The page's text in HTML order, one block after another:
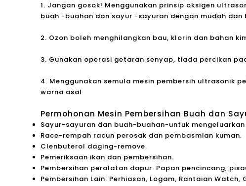
1. Jangan gosok! Menggunakan prinsip oksigen
buah -buahan dan sayur -sayuran dengan mudah dan
2. Ozon boleh menghilangkan bau, klorin dan bahan
3. Gunakan operasi getaran senyap, tiada percikan
4. Menggunakan semula mesin pembersih ultrasonik
warna asal
Permohonan Mesin Pembersihan Buah dan
Sayur-sayuran dan buah-buahan-untuk mengeluarkan
Race-rempah racun perosak dan pembasmian kuman.
Clenbuterol daging-remove.
Pemeriksaan ikan dan pembersihan.
Pembersihan peralatan dapur: Papan pencincang,
Pembersihan Lain: Perhiasan, Logam, Rantaian Watch,